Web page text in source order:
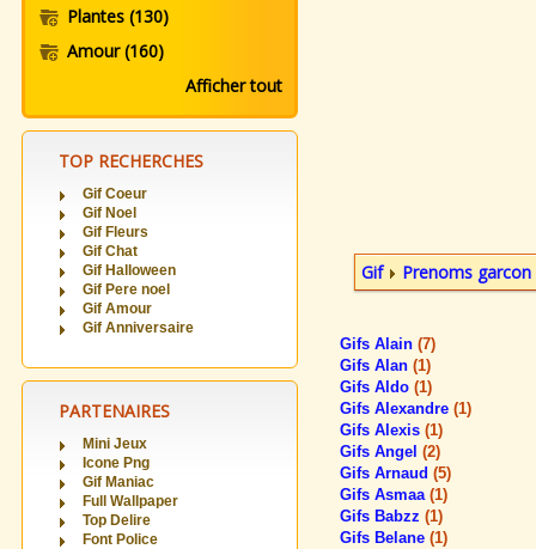
Plantes (130)
Amour(160)
Afficher tout
TOP RECHERCHES
Gif Coeur
Gif Noel
Gif Fleurs
Gif Chat
Gif Halloween
Gif Pere noel
Gif Amour
Gif Anniversaire
PARTENAIRES
Mini Jeux
Icone Png
Gif Maniac
Full Wallpaper
Top Delire
Font Police
Gif Prenoms garcon
Gifs Alain (7)
Gifs Alan (1)
Gifs Aldo (1)
Gifs Alexandre (1)
Gifs Alexis (1)
Gifs Angel (2)
Gifs Arnaud (5)
Gifs Asmaa (1)
Gifs Babzz (1)
Gifs Belane (1)